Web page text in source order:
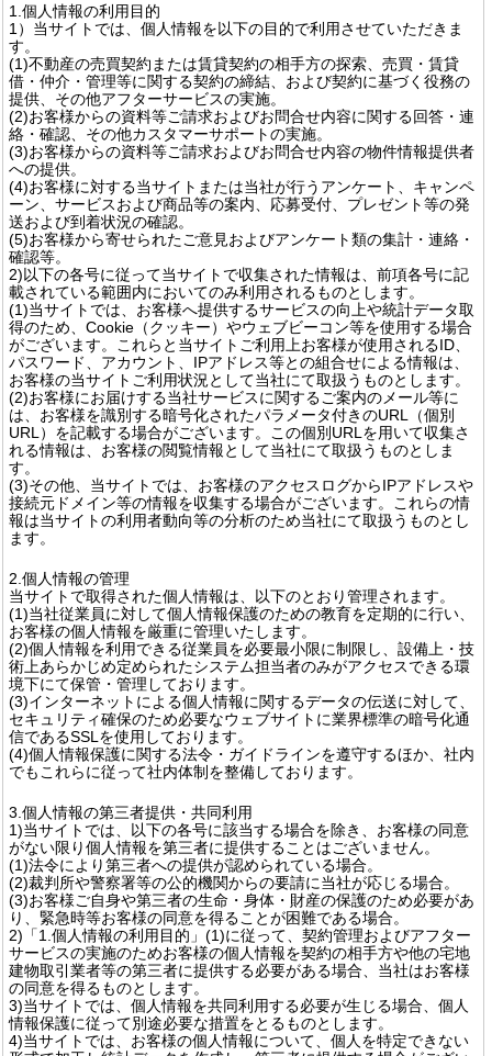
1.個人情報の利用目的
1）当サイトでは、個人情報を以下の目的で利用させていただきま
す。
(1)不動産の売買契約または賃貸契約の相手方の探索、売買・賃貸
借・仲介・管理等に関する契約の締結、および契約に基づく役務の
提供、その他アフターサービスの実施。
(2)お客様からの資料等ご請求およびお問合せ内容に関する回答・連
絡・確認、その他カスタマーサポートの実施。
(3)お客様からの資料等ご請求およびお問合せ内容の物件情報提供者
への提供。
(4)お客様に対する当サイトまたは当社が行うアンケート、キャンペ
ーン、サービスおよび商品等の案内、応募受付、プレゼント等の発
送および到着状況の確認。
(5)お客様から寄せられたご意見およびアンケート類の集計・連絡・
確認等。
2)以下の各号に従って当サイトで収集された情報は、前項各号に記
載されている範囲内においてのみ利用されるものとします。
(1)当サイトでは、お客様へ提供するサービスの向上や統計データ取
得のため、Cookie（クッキー）やウェブビーコン等を使用する場合
がございます。これらと当サイトご利用上お客様が使用されるID、
パスワード、アカウント、IPアドレス等との組合せによる情報は、
お客様の当サイトご利用状況として当社にて取扱うものとします。
(2)お客様にお届けする当社サービスに関するご案内のメール等に
は、お客様を識別する暗号化されたパラメータ付きのURL（個別
URL）を記載する場合がございます。この個別URLを用いて収集さ
れる情報は、お客様の閲覧情報として当社にて取扱うものとしま
す。
(3)その他、当サイトでは、お客様のアクセスログからIPアドレスや
接続元ドメイン等の情報を収集する場合がございます。これらの情
報は当サイトの利用者動向等の分析のため当社にて取扱うものとし
ます。
2.個人情報の管理
当サイトで取得された個人情報は、以下のとおり管理されます。
(1)当社従業員に対して個人情報保護のための教育を定期的に行い、
お客様の個人情報を厳重に管理いたします。
(2)個人情報を利用できる従業員を必要最小限に制限し、設備上・技
術上あらかじめ定められたシステム担当者のみがアクセスできる環
境下にて保管・管理しております。
(3)インターネットによる個人情報に関するデータの伝送に対して、
セキュリティ確保のため必要なウェブサイトに業界標準の暗号化通
信であるSSLを使用しております。
(4)個人情報保護に関する法令・ガイドラインを遵守するほか、社内
でもこれらに従って社内体制を整備しております。
3.個人情報の第三者提供・共同利用
1)当サイトでは、以下の各号に該当する場合を除き、お客様の同意
がない限り個人情報を第三者に提供することはございません。
(1)法令により第三者への提供が認められている場合。
(2)裁判所や警察署等の公的機関からの要請に当社が応じる場合。
(3)お客様ご自身や第三者の生命・身体・財産の保護のため必要があ
り、緊急時等お客様の同意を得ることが困難である場合。
2)「1.個人情報の利用目的」(1)に従って、契約管理およびアフター
サービスの実施のためお客様の個人情報を契約の相手方や他の宅地
建物取引業者等の第三者に提供する必要がある場合、当社はお客様
の同意を得るものとします。
3)当サイトでは、個人情報を共同利用する必要が生じる場合、個人
情報保護に従って別途必要な措置をとるものとします。
4)当サイトでは、お客様の個人情報について、個人を特定できない